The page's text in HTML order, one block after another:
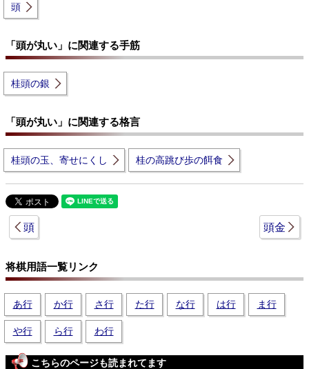
頭
「頭が丸い」に関連する手筋
桂頭の銀
「頭が丸い」に関連する格言
桂頭の玉、寄せにくし 桂の高跳び歩の餌食
頭 頭金
将棋用語一覧リンク
あ行 か行 さ行 た行 な行 は行 ま行
や行 ら行 わ行
こちらのページも読まれてます